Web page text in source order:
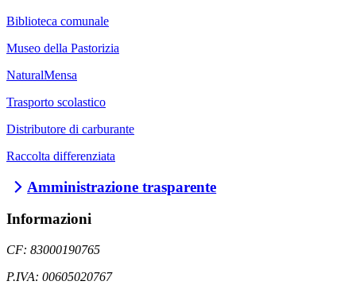
Biblioteca comunale
Museo della Pastorizia
NaturalMensa
Trasporto scolastico
Distributore di carburante
Raccolta differenziata
Amministrazione trasparente
Informazioni
CF: 83000190765
P.IVA: 00605020767